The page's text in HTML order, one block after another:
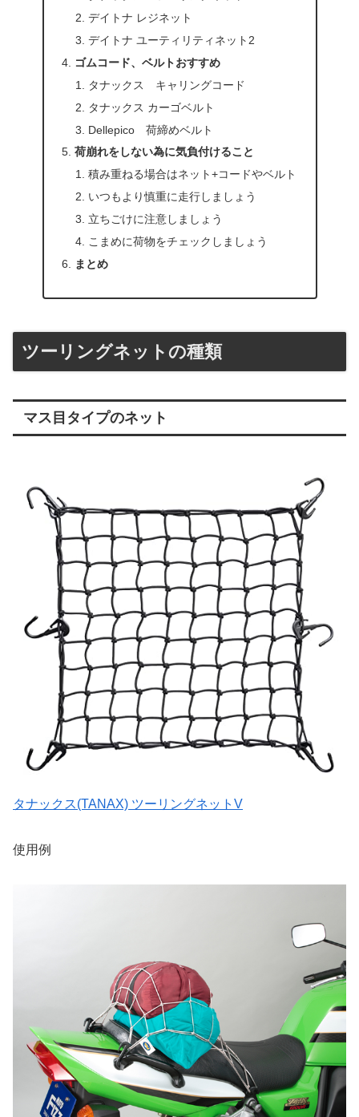
デイトナ レジネット
デイトナ ユーティリティネット2
ゴムコード、ベルトおすすめ
タナックス キャリングコード
タナックス カーゴベルト
Dellepico 荷締めベルト
荷崩れをしない為に気負付けること
積み重ねる場合はネット+コードやベルト
いつもより慎重に走行しましょう
立ちごけに注意しましょう
こまめに荷物をチェックしましょう
まとめ
ツーリングネットの種類
マス目タイプのネット
タナックス(TANAX) ツーリングネットV
使用例